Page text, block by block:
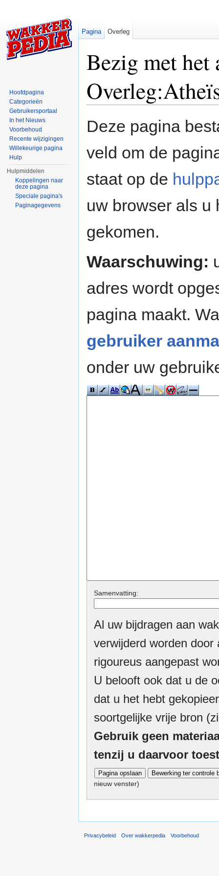
Bezig met het
Deze pagina
veld om de
staat op de
uw browser als u
gekomen.
Waarschuwing:
adres wordt
pagina maakt.
gebruiker
onder uw
Samenvatting:
Al uw bijdragen aan
verwijderd worden
rigoureus aangepast
U belooft ook dat u de
dat u het hebt
soortgelijke vrije bron
Gebruik geen
tenzij u daarvoor
nieuw venster)
Pagina Overleg
Hoofdpagina
Categorieën
Gebruikersportaal
In het Nieuws
Voorbehoud
Recente wijzigingen
Willekeurige pagina
Hulp
Hulpmiddelen
Koppelingen naar
deze pagina
Speciale pagina's
Paginagegevens
Privacybeleid Over wakkerpedia Voorbehoud